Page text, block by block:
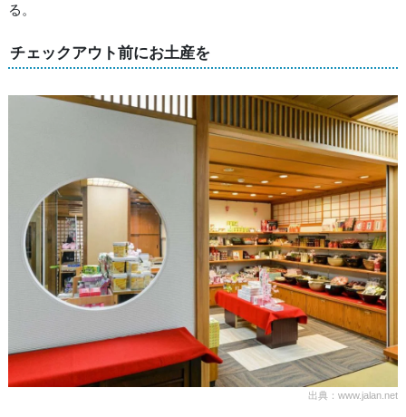
る。
チェックアウト前にお土産を
出典：www.jalan.net